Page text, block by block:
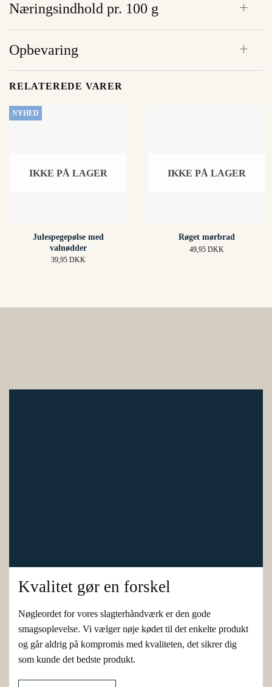
Næringsindhold pr. 100 g
Opbevaring
RELATEREDE VARER
NYHED
IKKE PÅ LAGER
Julespegepølse med
valnødder
39,95 DKK
IKKE PÅ LAGER
Røget mørbrad
49,95 DKK
Kvalitet gør en forskel
Nøgleordet for vores slagterhåndværk er den gode
smagsoplevelse. Vi vælger nøje kødet til det enkelte produkt
og går aldrig på kompromis med kvaliteten, det sikrer dig
som kunde det bedste produkt.